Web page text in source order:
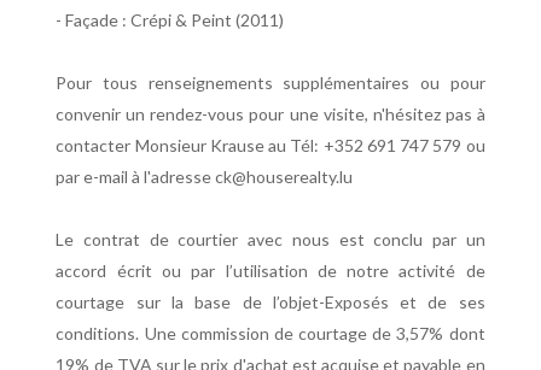
- Façade : Crépi & Peint (2011)
Pour tous renseignements supplémentaires ou pour
convenir un rendez-vous pour une visite, n'hésitez pas à
contacter Monsieur Krause au Tél: +352 691 747 579 ou
par e-mail à l'adresse ck@houserealty.lu
Le contrat de courtier avec nous est conclu par un
accord écrit ou par l’utilisation de notre activité de
courtage sur la base de l’objet-Exposés et de ses
conditions. Une commission de courtage de 3,57% dont
19% de TVA sur le prix d'achat est acquise et payable en